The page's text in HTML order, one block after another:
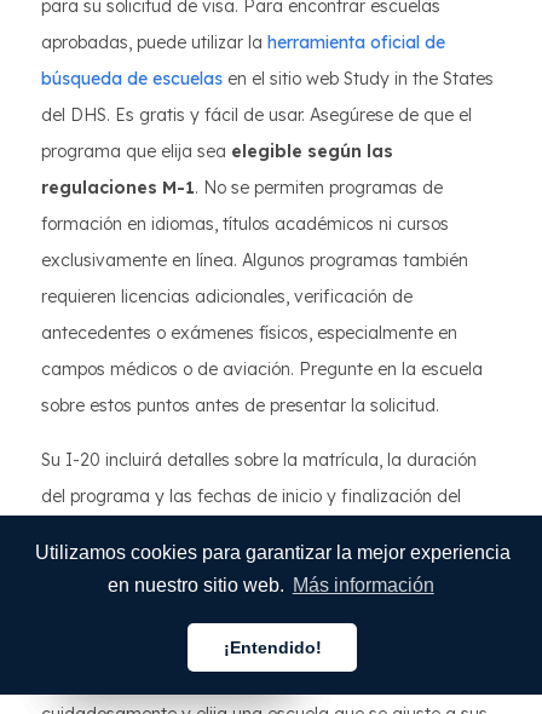
Utilizamos cookies para garantizar la mejor experiencia
en nuestro sitio web. Más información
¡Entendido!
para su solicitud de visa. Para encontrar escuelas
aprobadas, puede utilizar la herramienta oficial de
búsqueda de escuelas en el sitio web Study in the States
del DHS. Es gratis y fácil de usar. Asegúrese de que el
programa que elija sea elegible según las
regulaciones M-1. No se permiten programas de
formación en idiomas, títulos académicos ni cursos
exclusivamente en línea. Algunos programas también
requieren licencias adicionales, verificación de
antecedentes o exámenes físicos, especialmente en
campos médicos o de aviación. Pregunte en la escuela
sobre estos puntos antes de presentar la solicitud.
Su I-20 incluirá detalles sobre la matrícula, la duración
del programa y las fechas de inicio y finalización del
que le han dicho antes de firmar. Elegir la escuela
escuela es difícil (y a veces no está permitido según las
reglas M-1). Así que tómese su tiempo, investigue
Español
Español
Español